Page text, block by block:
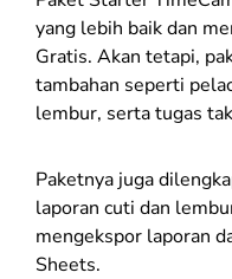
yang lebih baik dan
Gratis. Akan tetapi,
tambahan seperti
lembur, serta tugas
Paketnya juga
laporan cuti dan
mengekspor laporan
Sheets.